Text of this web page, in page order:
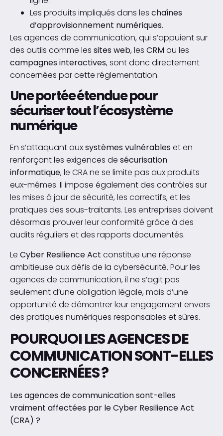
Les produits impliqués dans les chaînes
d’approvisionnement numériques.
Les agences de communication, qui s’appuient sur
des outils comme les sites web, les CRMou les
campagnes interactives, sont donc directement
concernées par cette réglementation.
Une portée étendue pour
sécuriser tout l’écosystème
numérique
En s’attaquant auxsystèmes vulnérables et en
renforçant les exigences de sécurisation
informatique, le CRA ne se limite pas aux produits
eux-mêmes. Il impose également des contrôles sur
les mises à jour de sécurité, les correctifs, et les
pratiques des sous-traitants. Les entreprises doivent
désormais prouver leur conformité grâce à des
audits réguliers et des rapports documentés.
Le Cyber Resilience Act constitue une réponse
ambitieuse aux défis de la cybersécurité. Pour les
agences de communication, il ne s’agit pas
seulement d’une obligation légale, mais d’une
opportunité de démontrer leur engagement envers
des pratiques numériques responsables et sûres.
POURQUOI LES AGENCES DE
COMMUNICATION SONT-ELLES
CONCERNÉES ?
Les agences de communication sont-elles
vraiment affectées par le Cyber Resilience Act
(CRA) ?